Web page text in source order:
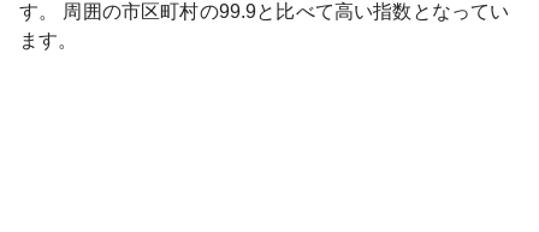
す。
周囲の市区町村の99.9と比べて高い指数となってい
ます。